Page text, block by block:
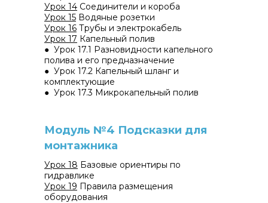
Урок 14 Соединители и короба
Урок 15 Водяные розетки
Урок 16 Трубы и электрокабель
Урок 17 Капельный полив
● Урок 17.1 Разновидности капельного
полива и его предназначение
● Урок 17.2 Капельный шланг и
комплектующие
● Урок 17.3 Микрокапельный полив
Урок 18 Базовые ориентиры по
гидравлике
Урок 19 Правила размещения
оборудования
Модуль №4 Подсказки для
монтажника